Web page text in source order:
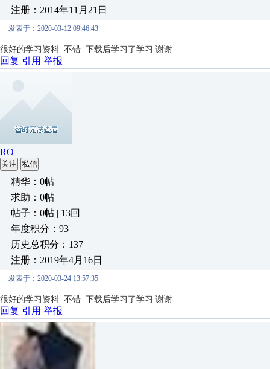
注册：2014年11月21日
发表于：2020-03-12 09:46:43
很好的学习资料 不错 下载后学习了学习 谢谢
回复 引用 举报
RO
关注 私信
精华：0帖
求助：0帖
帖子：0帖 | 13回
年度积分：93
历史总积分：137
注册：2019年4月16日
发表于：2020-03-24 13:57:35
很好的学习资料 不错 下载后学习了学习 谢谢
回复 引用 举报